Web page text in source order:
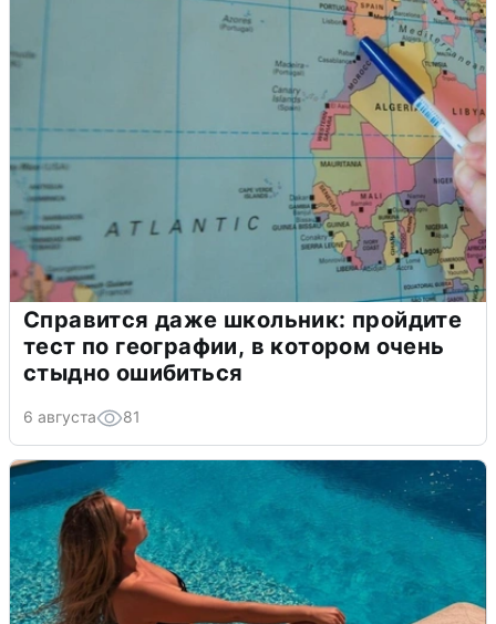
Справится даже школьник: пройдите
тест по географии, в котором очень
стыдно ошибиться
6 августа 81